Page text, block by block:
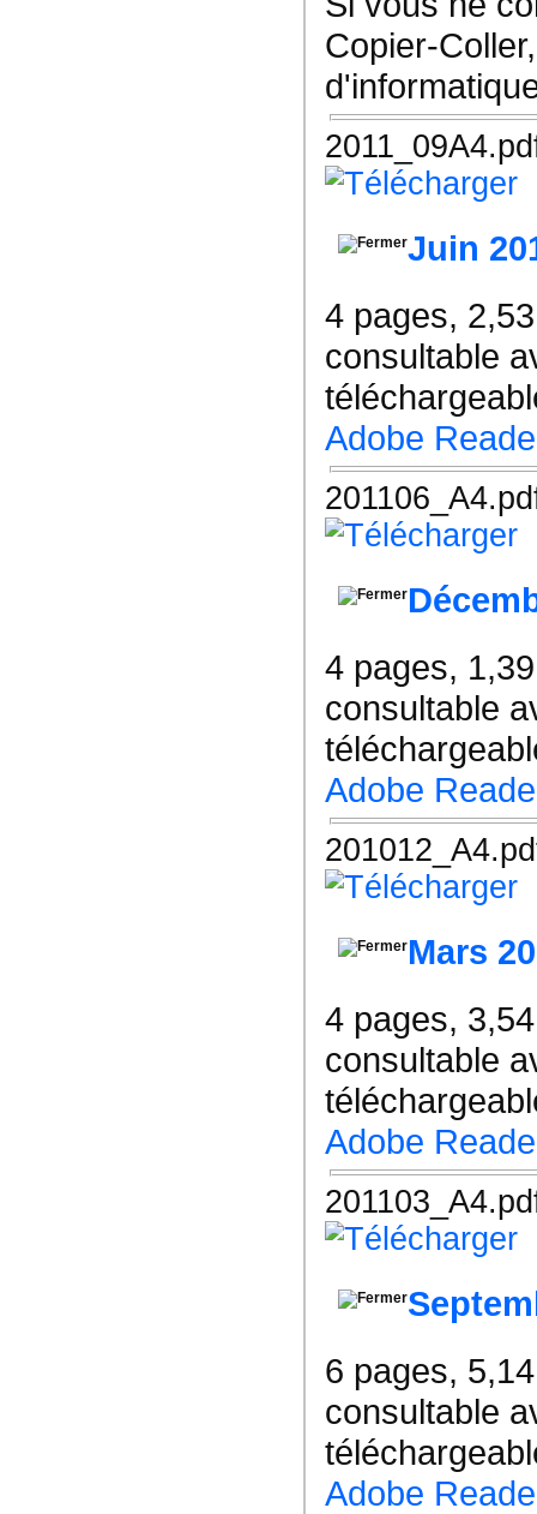
Copier-
Juin
4 pages,
consultable
Adobe
4 pages,
consultable
Adobe
Mars
4 pages,
consultable
Adobe
6 pages,
consultable
Adobe